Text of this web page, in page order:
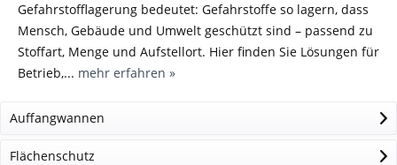
Gefahrstofflagerung bedeutet: Gefahrstoffe so lagern, dass
Mensch, Gebäude und Umwelt geschützt sind – passend zu
Stoffart, Menge und Aufstellort. Hier finden Sie Lösungen für
Betrieb,... mehr erfahren »
Auffangwannen
Flächenschutz